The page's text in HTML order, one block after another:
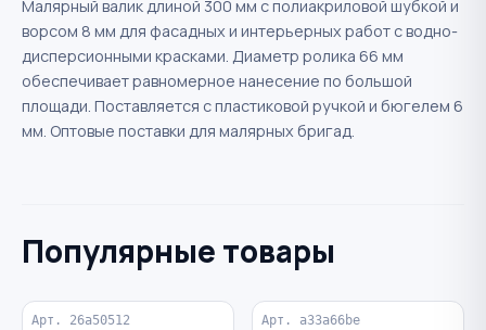
Малярный валик длиной 300 мм с полиакриловой шубкой и
ворсом 8 мм для фасадных и интерьерных работ с водно-
дисперсионными красками. Диаметр ролика 66 мм
обеспечивает равномерное нанесение по большой
площади. Поставляется с пластиковой ручкой и бюгелем 6
мм. Оптовые поставки для малярных бригад.
Популярные товары
Арт. 26a50512 Арт. a33a66be